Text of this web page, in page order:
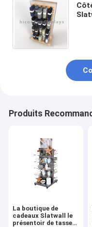
Produits
La boutique de
cadeaux Slatwall le
présentoir de tasse